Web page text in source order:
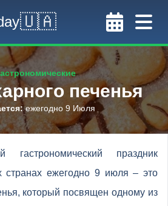
🇺🇦
печенья
:ежегодно 9 Июля
гастрономический праздник
странах ежегодно 9 июля – это
который посвящен одному из